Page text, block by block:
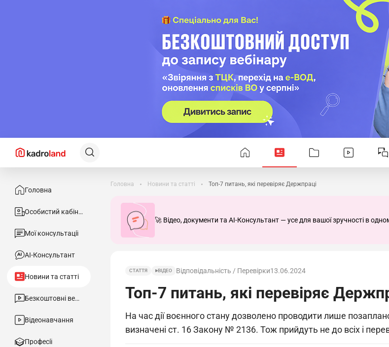
Головна
Особистий кабінет
Мої консультації
АІ-Консультант
Новини та статті
Безкоштовні вебінари
Відеонавчання
Професії
Головна Новини та статті Топ-7 питань, які перевіряє Держпраці
🚀 Відео, документи та AI-Консультант — усе для вашої зручності в
СТАТТЯ ВІДЕО Відповідальність / Перевірки13.06.2024
Топ-7 питань, які перевіряє
На час дії воєнного стану дозволено проводити лише
визначені ст. 16 Закону № 2136. Тож прийдуть не до всіх і